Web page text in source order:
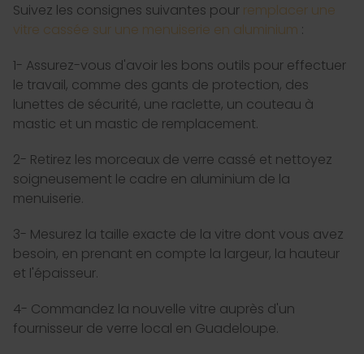
Suivez les consignes suivantes pour remplacer une
vitre cassée sur une menuiserie en aluminium :
1- Assurez-vous d'avoir les bons outils pour effectuer
le travail, comme des gants de protection, des
lunettes de sécurité, une raclette, un couteau à
mastic et un mastic de remplacement.
2- Retirez les morceaux de verre cassé et nettoyez
soigneusement le cadre en aluminium de la
menuiserie.
3- Mesurez la taille exacte de la vitre dont vous avez
besoin, en prenant en compte la largeur, la hauteur
et l'épaisseur.
4- Commandez la nouvelle vitre auprès d'un
fournisseur de verre local en Guadeloupe.